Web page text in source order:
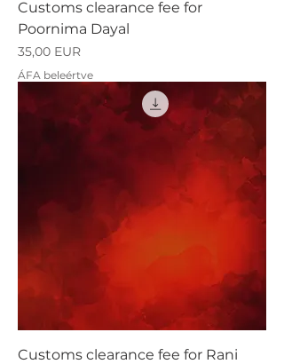
Customs clearance fee for
Poornima Dayal
Ár
35,00 EUR
ÁFA beleértve
Customs clearance fee for Rani